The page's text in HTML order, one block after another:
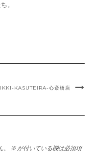
。
IKKI-KASUTEIRA-心斎橋店
※ が付いている欄は必須項